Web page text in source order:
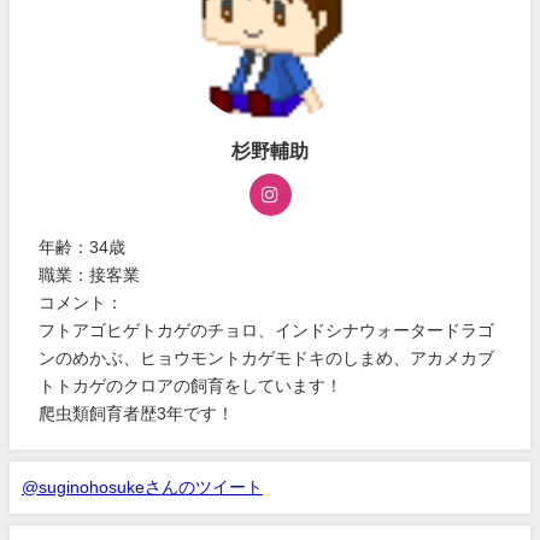
杉野輔助
年齢：34歳
職業：接客業
コメント：
フトアゴヒゲトカゲのチョロ、インドシナウォータードラゴ
ンのめかぶ、ヒョウモントカゲモドキのしまめ、アカメカブ
トトカゲのクロアの飼育をしています！
爬虫類飼育者歴3年です！
@suginohosukeさんのツイート